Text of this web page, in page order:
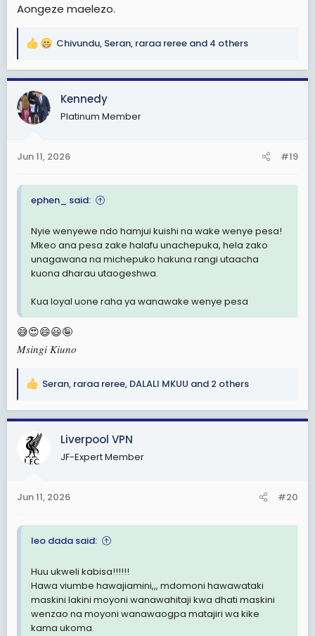
Aongeze maelezo.
R
a
c
t
i
s
Chivundu, Seran, raraa reree and 4 others
Kennedy
Platinum Member
Jun 11, 2026 #19
ephen_ said:
Nyie wenyewe ndo hamjui kuishi na wake wenye pesa!
Mkeo ana pesa zake halafu unachepuka, hela zako
unagawana na michepuko hakuna rangi utaacha
kuona dharau utaogeshwa.
Kua loyal uone raha ya wanawake wenye pesa
😅😍😄😃🤪
Msingi Kiuno
R
a
t
i
s
Seran, raraa reree, DALALI MKUU and 2 others
Liverpool VPN
JF-Expert Member
Jun 11, 2026 #20
leo dada said:
Huu ukweli kabisa!!!!!!
Hawa viumbe hawajiamini,,, mdomoni hawawataki
maskini lakini moyoni wanawahitaji kwa dhati maskini
wenzao na moyoni wanawaogpa matajiri wa kike
kama ukoma.